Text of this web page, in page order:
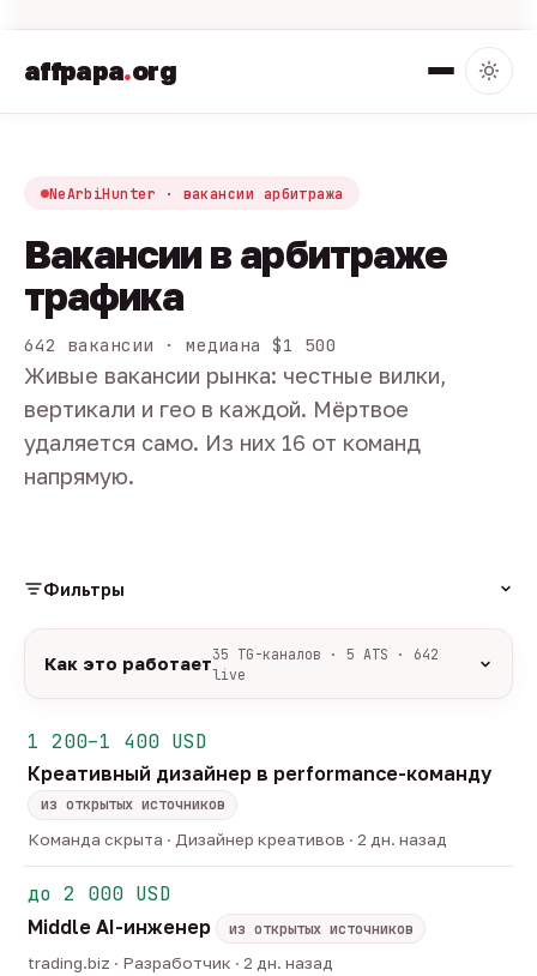
affpapa.org
NeArbiHunter · вакансии арбитража
Вакансии в арбитраже
трафика
642 вакансии · медиана $1 500
Живые вакансии рынка: честные вилки,
вертикали и гео в каждой. Мёртвое
удаляется само. Из них 16 от команд
напрямую.
Фильтры
удалённо 547 гибрид
ГРЕЙД
junior44 middle251
head 23
только с зарплатой
Как это работает35 TG-каналов · 5 ATS · 642
live
ArbiHunter, Партнёркин и ATS-площадки
(Greenhouse, Himalayas и другие).
Разбор:нейронка разбирает сырец каждые 30
минут — роль, вертикаль, формат, вилка, грейд.
Скам-фильтр:
без предоплат и взносов, без
обещаний гарантированного дохода, без увода в
Свежесть:протухшее удаляется автоматически
через 30 дней.
35TG-каналов ·5ATS-площадок ·642
1 200–1 400 USD
Креативный дизайнер в performance-команду
из открытых источников
Команда скрыта · Дизайнер креативов · 2 дн. назад
до 2 000 USD
Middle AI-инженер
из открытых источников
trading.biz · Разработчик · 2 дн. назад